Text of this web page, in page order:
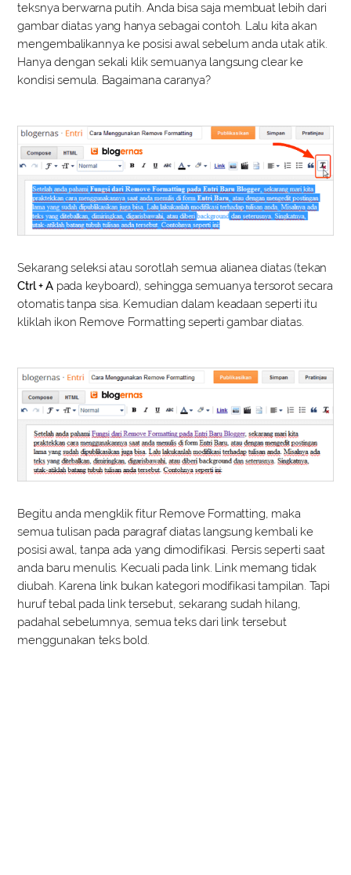
teksnya berwarna putih. Anda bisa saja membuat lebih dari
gambar diatas yang hanya sebagai contoh. Lalu kita akan
mengembalikannya ke posisi awal sebelum anda utak atik.
Hanya dengan sekali klik semuanya langsung clear ke
kondisi semula. Bagaimana caranya?
Sekarang seleksi atau sorotlah semua alianea diatas (tekan
Ctrl + A pada keyboard), sehingga semuanya tersorot secara
otomatis tanpa sisa. Kemudian dalam keadaan seperti itu
kliklah ikon Remove Formatting seperti gambar diatas.
Begitu anda mengklik fitur Remove Formatting, maka
semua tulisan pada paragraf diatas langsung kembali ke
posisi awal, tanpa ada yang dimodifikasi. Persis seperti saat
anda baru menulis. Kecuali pada link. Link memang tidak
diubah. Karena link bukan kategori modifikasi tampilan. Tapi
huruf tebal pada link tersebut, sekarang sudah hilang,
padahal sebelumnya, semua teks dari link tersebut
menggunakan teks bold.